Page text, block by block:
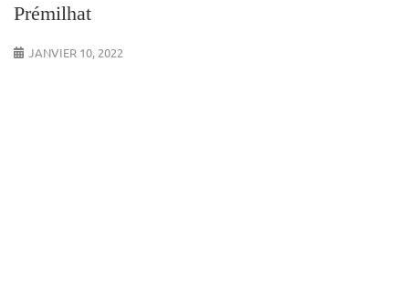
Prémilhat
JANVIER 10, 2022